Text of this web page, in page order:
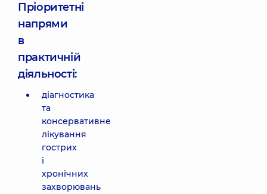
Пріоритетні
напрями
в
практичній
діяльності:
діагностика
та
консервативне
лікування
гострих
і
хронічних
захворювань